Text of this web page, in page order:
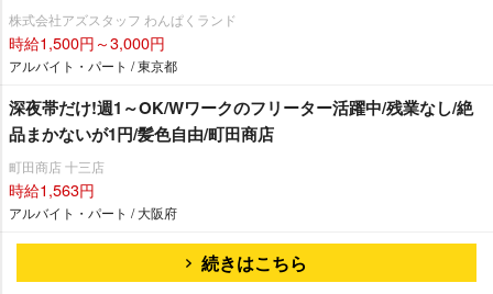
株式会社アズスタッフ わんぱくランド
時給1,500円～3,000円
アルバイト・パート / 東京都
深夜帯だけ!週1～OK/Wワークのフリーター活躍中/残業なし/絶
品まかないが1円/髪色自由/町田商店
町田商店 十三店
時給1,563円
アルバイト・パート / 大阪府
続きはこちら